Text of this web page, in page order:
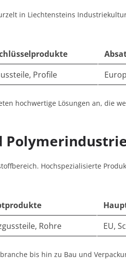
in Liechtensteins
Profile
hochwertige Lösungen an, die
Hochspezialisierte
Rohre EU,
bis hin zu Bau und